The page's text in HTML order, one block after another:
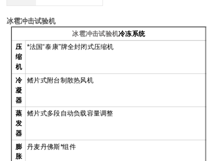
冰雹冲击试验机
冰雹冲击试验机冷冻系统
压
缩
机
*法国“泰康"牌全封闭式压缩机
冷
凝
器
鳍片式附台制散热风机
蒸
发
器
鳍片式多段自动负载容量调整
膨
胀
丹麦丹佛斯*组件